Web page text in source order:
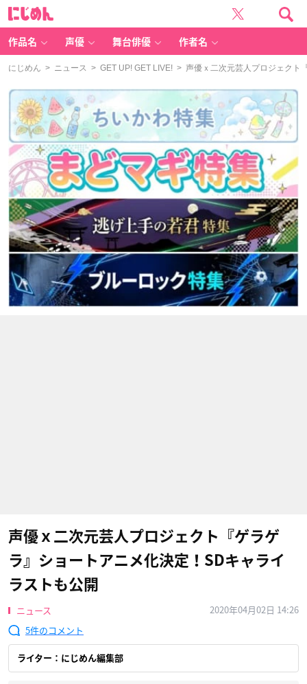
作品名 声優 舞台俳優 作者名
にじめん > ニュース > GET UP! GET LIVE! > 声優ｘ二次元芸人プロジェクト
声優ｘ二次元芸人プロジェクト『ゲラゲ
ラ』ショートアニメ化決定！SDキャライ
ラストも公開
ニュース
2020年04月02日 14:26
5
ライター：にじめん編集部